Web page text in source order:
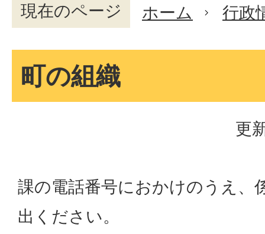
現在のページ ホーム 行政
町の組織
更
課の電話番号におかけのうえ、
出ください。